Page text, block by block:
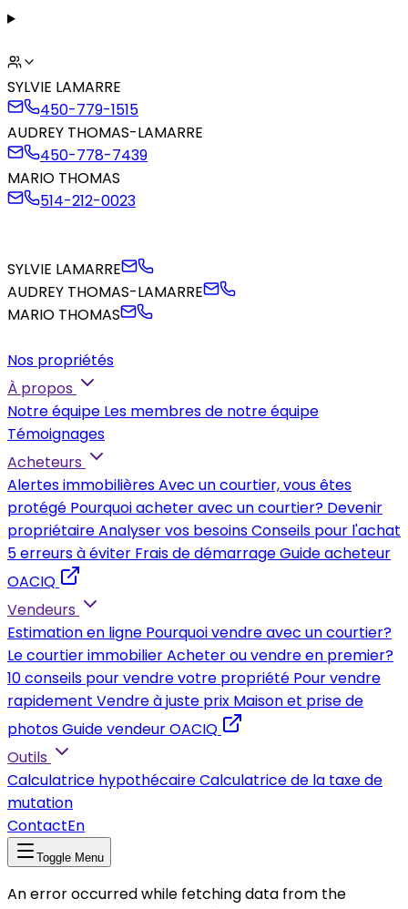
SYLVIE LAMARRE
450-779-1515
AUDREY THOMAS-LAMARRE
450-778-7439
MARIO THOMAS
514-212-0023
SYLVIE LAMARRE
AUDREY THOMAS-LAMARRE
MARIO THOMAS
Nos propriétés
À propos
Notre équipe Les membres de notre équipe
Témoignages
Acheteurs
Alertes immobilièresAvec un courtier, vous êtes
protégé Pourquoi acheter avec un courtier? Devenir
propriétaireAnalyser vos besoinsConseils pour l'achat
5 erreurs à éviter Frais de démarrageGuide acheteur
OACIQ
Vendeurs
Estimation en ligne Pourquoi vendre avec un courtier?
Le courtier immobilierAcheter ou vendre en premier?
10 conseils pour vendre votre propriété Pour vendre
rapidement Vendre à juste prix Maison et prise de
photosGuide vendeur OACIQ
Outils
Calculatrice hypothécaireCalculatrice de la taxe de
mutation
ContactEn
Toggle Menu
An error occurred while fetching data from the